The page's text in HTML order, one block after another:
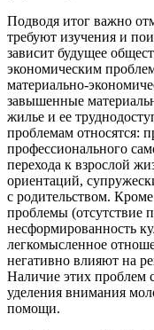
Подводя итог важно
требуют изучения и
зависит будущее
экономическим
материально-
завышенные
жилье и ее
проблемам относятся:
профессионального
перехода к взрослой
ориентаций,
с родительством.
проблемы (отсутствие
несформированность
легкомысленное
негативно влияют на
Наличие этих проблем
уделения внимания
помощи.